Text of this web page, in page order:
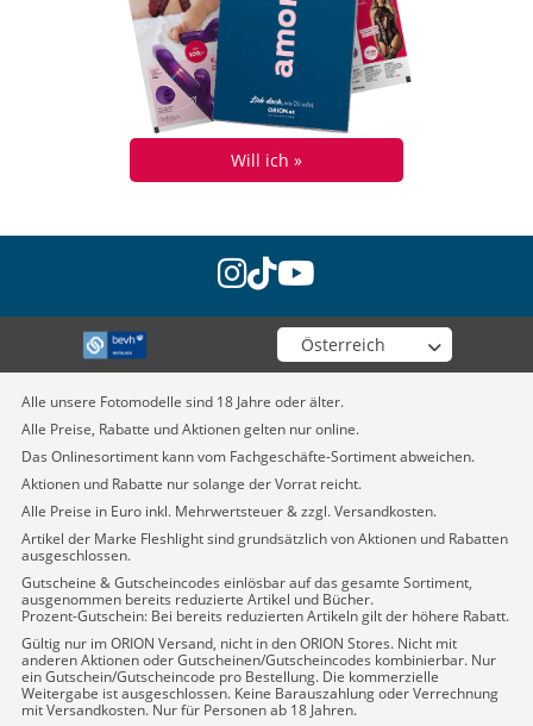
Will ich »
instagram
tiktok
youtube
Wähle deinen Shop
Alle unsere Fotomodelle sind 18 Jahre oder älter.
Alle Preise, Rabatte und Aktionen gelten nur online.
Das Onlinesortiment kann vom Fachgeschäfte-Sortiment abweichen.
Aktionen und Rabatte nur solange der Vorrat reicht.
Alle Preise in Euro inkl. Mehrwertsteuer & zzgl. Versandkosten.
Artikel der Marke Fleshlight sind grundsätzlich von Aktionen und Rabatten
ausgeschlossen.
Gutscheine & Gutscheincodes einlösbar auf das gesamte Sortiment,
ausgenommen bereits reduzierte Artikel und Bücher.
Prozent-Gutschein: Bei bereits reduzierten Artikeln gilt der höhere Rabatt.
Gültig nur im ORION Versand, nicht in den ORION Stores. Nicht mit
anderen Aktionen oder Gutscheinen/Gutscheincodes kombinierbar. Nur
ein Gutschein/Gutscheincode pro Bestellung. Die kommerzielle
Weitergabe ist ausgeschlossen. Keine Barauszahlung oder Verrechnung
mit Versandkosten. Nur für Personen ab 18 Jahren.